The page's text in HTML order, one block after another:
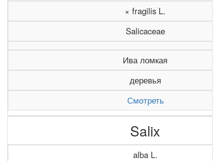
× fragilis L.
Salicaceae
Ива ломкая
деревья
Смотреть
Salix
alba L.